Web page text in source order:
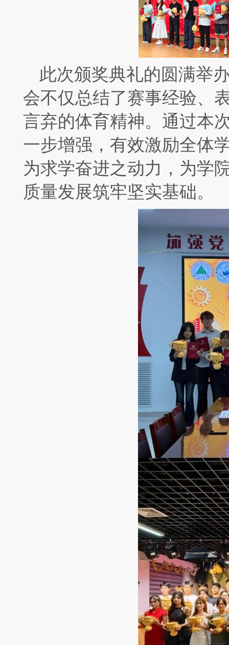
此次颁奖典礼的圆满举
会不仅总结了赛事经验、
言弃的体育精神。通过本
一步增强，有效激励全体
为求学奋进之动力，为学
质量发展筑牢坚实基础。